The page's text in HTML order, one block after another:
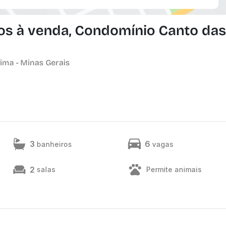
à venda, Condomínio Canto das
- Minas Gerais
3 banheiros 6 vagas
2 salas Permite animais